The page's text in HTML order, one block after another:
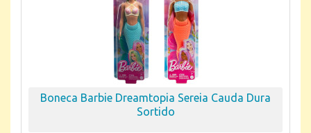
Boneca Barbie Dreamtopia Sereia Cauda Dura
Sortido